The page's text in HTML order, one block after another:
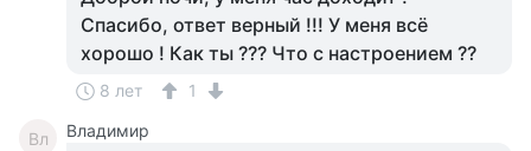
Спасибо, ответ верный !!! У меня всё
хорошо ! Как ты ??? Что с настроением ??
8 лет 1
Вл Владимир